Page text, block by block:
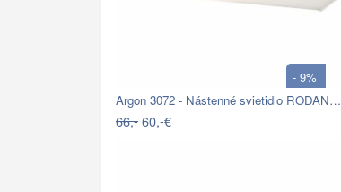
- 9%
Argon 3072 - Nástenné svietidlo RODAN…
66,-60,-€